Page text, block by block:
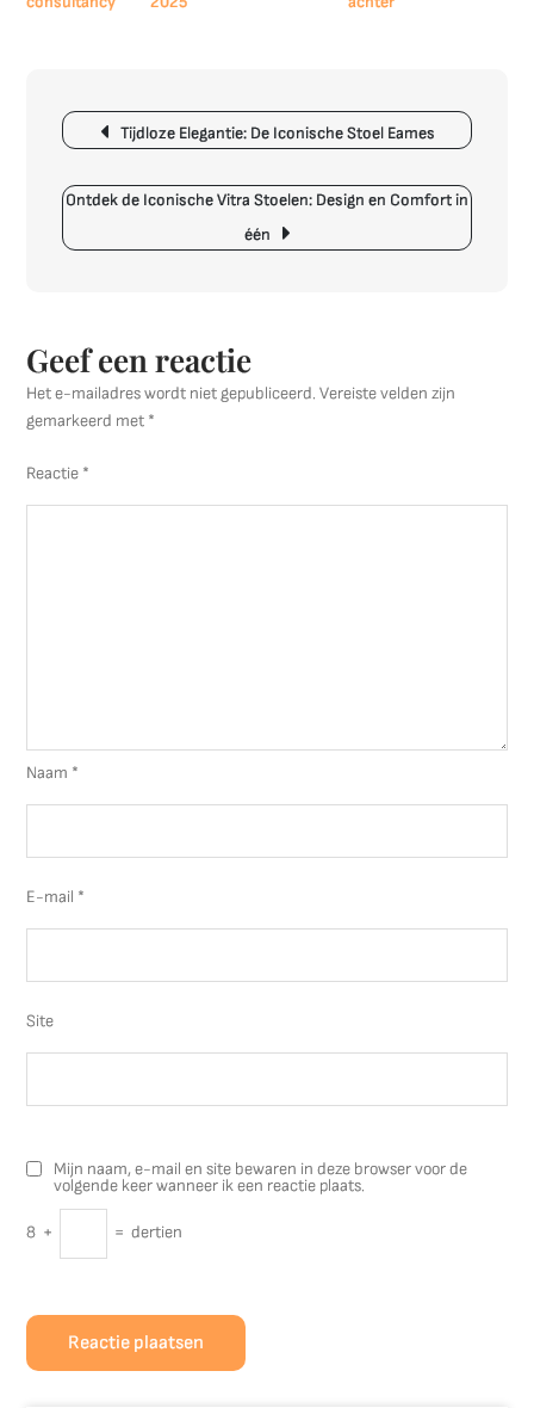
Comfort:
De
Vitra
Berichtnavigatie
Tijdloze Elegantie: De Iconische Stoel Eames
Ontdek de Iconische Vitra Stoelen: Design en Comfort in
één
Geef een reactie
Het e-mailadres wordt niet gepubliceerd. Vereiste velden zijn
gemarkeerd met *
Reactie *
Naam *
E-mail *
Site
Mijn naam, e-mail en site bewaren in deze browser voor de
volgende keer wanneer ik een reactie plaats.
8 + = dertien